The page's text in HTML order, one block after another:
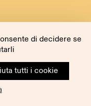
di decidere se
tutti i cookie